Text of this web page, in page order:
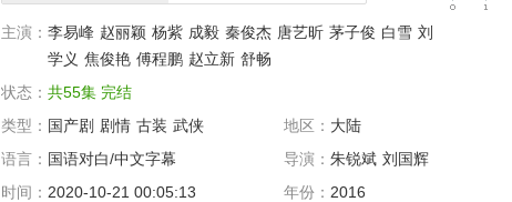
主演： 李易峰 赵丽颖 杨紫 成毅 秦俊杰 唐艺昕 茅子俊 白雪 刘
学义 焦俊艳 傅程鹏 赵立新 舒畅
状态： 共55集 完结
类型： 国产剧 剧情 古装 武侠 地区： 大陆
语言： 国语对白/中文字幕 导演： 朱锐斌 刘国辉
时间： 2020-10-21 00:05:13 年份： 2016